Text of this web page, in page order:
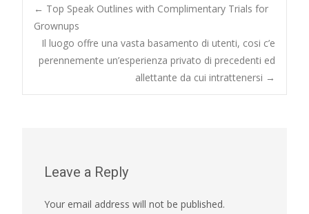
Post
navigation
← Top Speak Outlines with Complimentary Trials for
Grownups
Il luogo offre una vasta basamento di utenti, cosi c’e
perennemente un’esperienza privato di precedenti ed
allettante da cui intrattenersi →
Leave a Reply
Your email address will not be published.